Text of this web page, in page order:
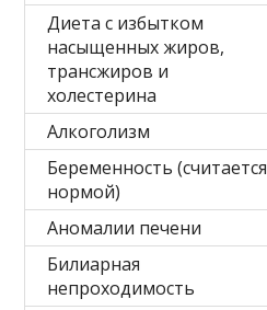
Диета с избытком
насыщенных жиров,
трансжиров и
холестерина
Алкоголизм
Беременность (считается
нормой)
Аномалии печени
Билиарная
непроходимость